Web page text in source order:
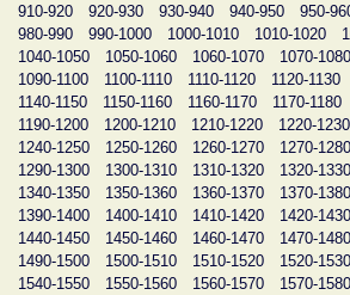
910-920
920-930 930-940 940-950 950-
980-990
990-1000 1000-1010 1010-1020
1040-1050
1050-1060 1060-1070 1070-1080
1090-1100
1100-1110 1110-1120 1120-1130
1140-1150
1150-1160 1160-1170 1170-1180
1190-1200
1200-1210 1210-1220 1220-1230
1240-1250
1250-1260 1260-1270 1270-1280
1290-1300
1300-1310 1310-1320 1320-1330
1340-1350
1350-1360 1360-1370 1370-1380
1390-1400
1400-1410 1410-1420 1420-1430
1440-1450
1450-1460 1460-1470 1470-1480
1490-1500
1500-1510 1510-1520 1520-1530
1540-1550
1550-1560 1560-1570 1570-1580